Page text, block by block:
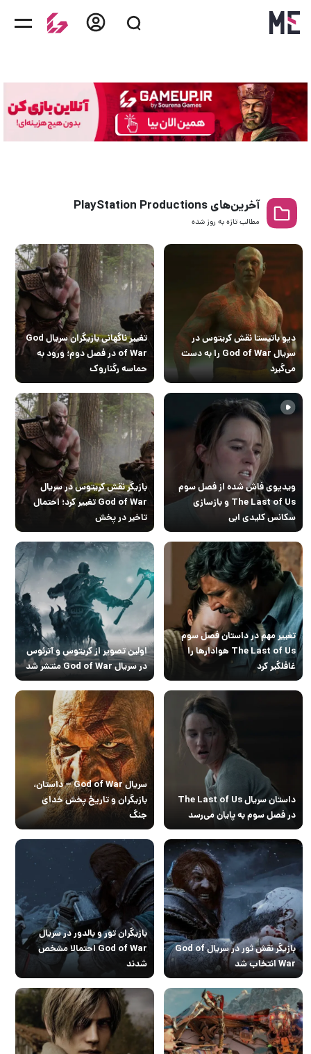
آخرین‌های PlayStation Productions
مطالب تازه به روز‌ شده
دیو باتیستا نقش کریتوس در
سریال God of War را به دست
می‌گیرد
تغییر ناگهانی بازیگران سریال God
of War در فصل دوم؛ ورود به
حماسه رگناروک
ویدیوی فاش شده از فصل سوم
The Last of Us و بازسازی
سکانس کلیدی ابی
بازیگر نقش کریتوس در سریال
God of War تغییر کرد؛ احتمال
تاخیر در پخش
تغییر مهم در داستان فصل سوم
The Last of Us هوادارها را
غافلگیر کرد
اولین تصویر از کریتوس و آترئوس
در سریال God of War منتشر شد
داستان سریال The Last of Us
در فصل سوم به پایان می‌رسد
سریال God of War – داستان،
بازیگران و تاریخ پخش خدای
جنگ
بازیگر نقش ثور در سریال God of
War انتخاب شد
بازیگران تور و بالدور در سریال
God of War احتمالا مشخص
شدند